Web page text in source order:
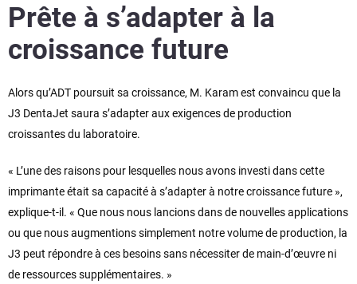
Prête à s’adapter à la
croissance future
Alors qu’ADT poursuit sa croissance, M. Karam est convaincu que la
J3 DentaJet saura s’adapter aux exigences de production
croissantes du laboratoire.
« L’une des raisons pour lesquelles nous avons investi dans cette
imprimante était sa capacité à s’adapter à notre croissance future »,
explique-t-il. « Que nous nous lancions dans de nouvelles applications
ou que nous augmentions simplement notre volume de production, la
J3 peut répondre à ces besoins sans nécessiter de main-d’œuvre ni
de ressources supplémentaires. »